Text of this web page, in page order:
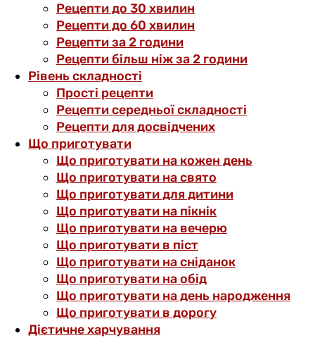
Рецепти до 30 хвилин
Рецепти до 60 хвилин
Рецепти за 2 години
Рецепти більш ніж за 2 години
Рівень складності
Прості рецепти
Рецепти середньої складності
Рецепти для досвідчених
Що приготувати
Що приготувати на кожен день
Що приготувати на свято
Що приготувати для дитини
Що приготувати на пікнік
Що приготувати на вечерю
Що приготувати в піст
Що приготувати на сніданок
Що приготувати на обід
Що приготувати на день народження
Що приготувати в дорогу
Дієтичне харчування